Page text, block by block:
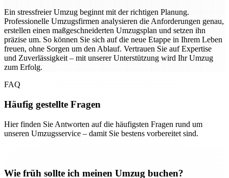
Ein stressfreier Umzug beginnt mit der richtigen Planung.
Professionelle Umzugsfirmen analysieren die Anforderungen genau,
erstellen einen maßgeschneiderten Umzugsplan und setzen ihn
präzise um. So können Sie sich auf die neue Etappe in Ihrem Leben
freuen, ohne Sorgen um den Ablauf. Vertrauen Sie auf Expertise
und Zuverlässigkeit – mit unserer Unterstützung wird Ihr Umzug
zum Erfolg.
FAQ
Häufig gestellte Fragen
Hier finden Sie Antworten auf die häufigsten Fragen rund um
unseren Umzugsservice – damit Sie bestens vorbereitet sind.
Wie früh sollte ich meinen Umzug buchen?